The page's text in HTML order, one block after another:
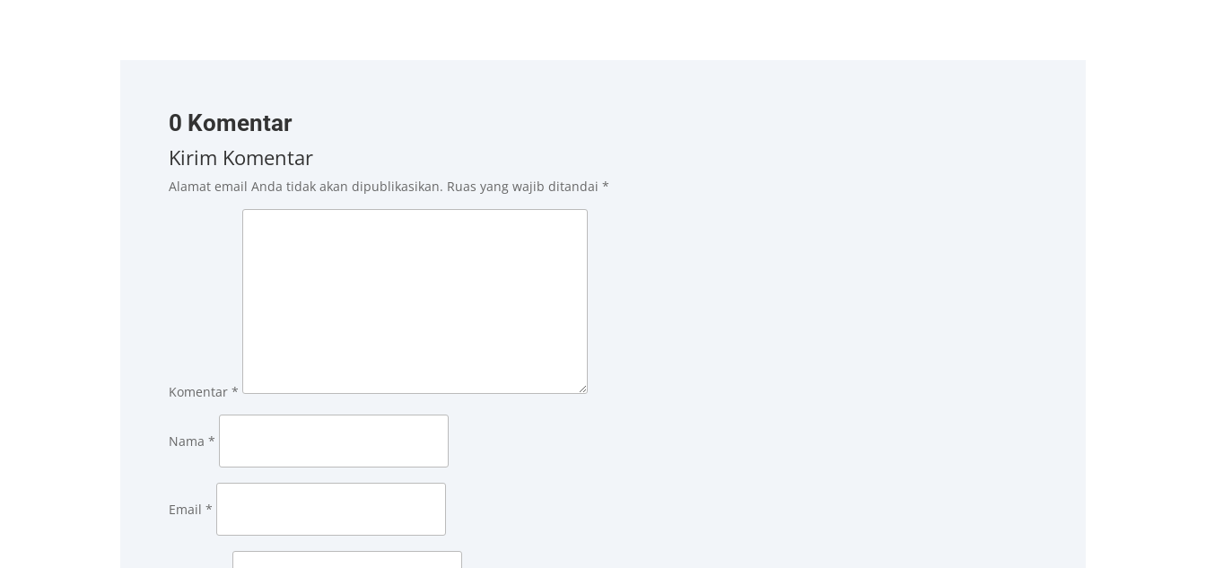
0 Komentar
Kirim Komentar
Alamat email Anda tidak akan dipublikasikan. Ruas yang wajib ditandai*
Komentar*
Nama*
Email*